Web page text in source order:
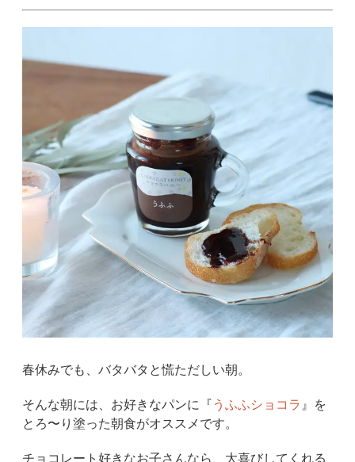
春休みでも、バタバタと慌ただしい朝。
そんな朝には、お好きなパンに『 うふふショコラ 』を
とろ〜り塗った朝食がオススメです。
チョコレート好きなお子さんなら、大喜びしてくれる